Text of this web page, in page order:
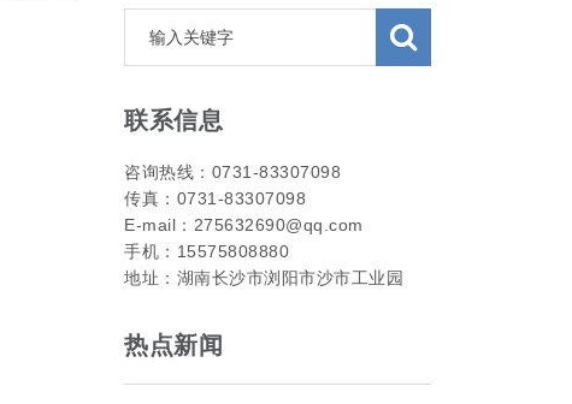
联系信息
咨询热线：0731-83307098
传真：0731-83307098
E-mail：275632690@qq.com
手机：15575808880
地址：湖南长沙市浏阳市沙市工业园
热点新闻